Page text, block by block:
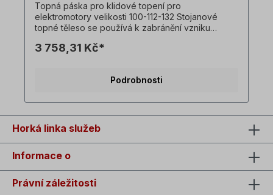
Topná páska pro klidové topení pro
elektromotory velikosti 100-112-132 Stojanové
topné těleso se používá k zabránění vzniku
přestávek.
3 758,31 Kč*
Podrobnosti
Horká linka služeb
Informace o
Právní záležitosti